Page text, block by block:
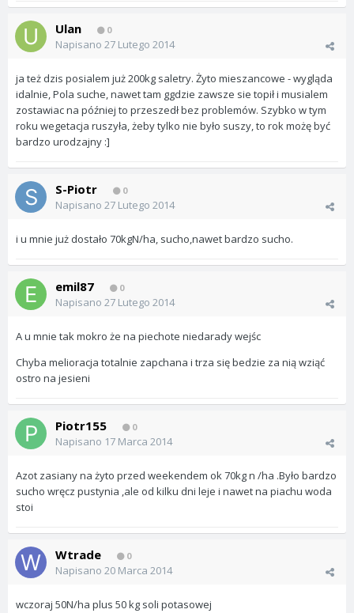
Ulan 0
Napisano 27 Lutego 2014
ja też dzis posialem już 200kg saletry. Żyto mieszancowe - wygląda
idalnie, Pola suche, nawet tam ggdzie zawsze sie topił i musialem
zostawiac na później to przeszedł bez problemów. Szybko w tym
roku wegetacja ruszyła, żeby tylko nie było suszy, to rok możę być
bardzo urodzajny :]
S-Piotr 0
Napisano 27 Lutego 2014
i u mnie już dostało 70kgN/ha, sucho,nawet bardzo sucho.
emil87 0
Napisano 27 Lutego 2014
A u mnie tak mokro że na piechote niedarady wejśc
Chyba melioracja totalnie zapchana i trza się bedzie za nią wziąć
ostro na jesieni
Piotr155 0
Napisano 17 Marca 2014
Azot zasiany na żyto przed weekendem ok 70kg n /ha .Było bardzo
sucho wręcz pustynia ,ale od kilku dni leje i nawet na piachu woda
stoi
Wtrade 0
Napisano 20 Marca 2014
wczoraj 50N/ha plus 50 kg soli potasowej